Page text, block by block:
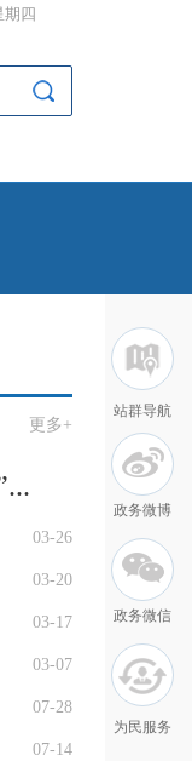
期四
更多+
03-26
03-20
03-17
03-07
07-28
07-14
站群导航
政务微博
政务微信
为民服务